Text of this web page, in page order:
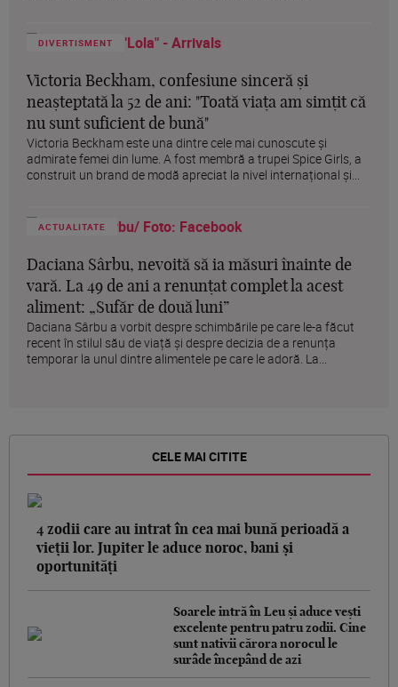
DIVERTISMENT
Victoria Beckham, confesiune sinceră și
neașteptată la 52 de ani: "Toată viața am simțit că
nu sunt suficient de bună"
Victoria Beckham este una dintre cele mai cunoscute și
admirate femei din lume. A fost membră a trupei Spice Girls, a
construit un brand de modă apreciat la nivel internațional și...
ACTUALITATE
Daciana Sârbu, nevoită să ia măsuri înainte de
vară. La 49 de ani a renunțat complet la acest
aliment: „Sufăr de două luni”
Daciana Sârbu a vorbit despre schimbările pe care le-a făcut
recent în stilul său de viață și despre decizia de a renunța
temporar la unul dintre alimentele pe care le adoră. La...
CELE MAI CITITE
4 zodii care au intrat în cea mai bună perioadă a
vieții lor. Jupiter le aduce noroc, bani și
oportunități
Soarele intră în Leu și aduce vești
excelente pentru patru zodii. Cine
sunt nativii cărora norocul le
surâde începând de azi